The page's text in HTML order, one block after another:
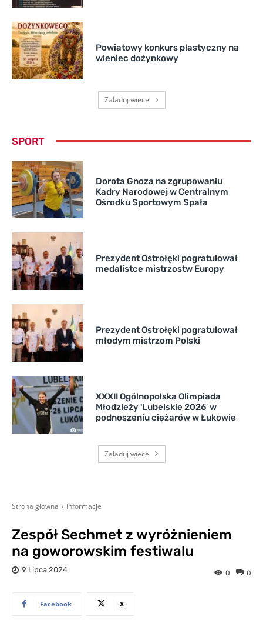
Powiatowy konkurs plastyczny na
wieniec dożynkowy
Załaduj więcej
SPORT
Dorota Gnoza na zgrupowaniu
Kadry Narodowej w Centralnym
Ośrodku Sportowym Spała
Prezydent Ostrołęki pogratulował
medalistce mistrzostw Europy
Prezydent Ostrołęki pogratulował
młodym mistrzom Polski
XXXII Ogólnopolska Olimpiada
Młodzieży 'Lubelskie 2026′ w
podnoszeniu ciężarów w Łukowie
Załaduj więcej